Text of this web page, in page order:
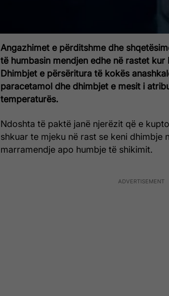
Angazhimet e përditshme dhe
të humbasin mendjen edhe në rastet
Dhimbjet e përsëritura të kokës
paracetamol dhe dhimbjet e mesit i
temperaturës.
Ndoshta të paktë janë njerëzit që e
shkuar te mjeku në rast se keni dhimbje
marramendje apo humbje të shikimit.